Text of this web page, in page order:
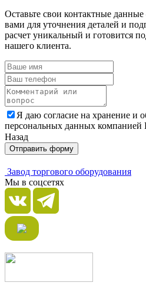
Оставьте свои контактные
вами для уточнения деталей и
расчет уникальный и готовится
нашего клиента.
Я даю согласие на хранение и
персональных данных компанией
Назад
Отправить форму
Завод торгового оборудования
Мы в соцсетях